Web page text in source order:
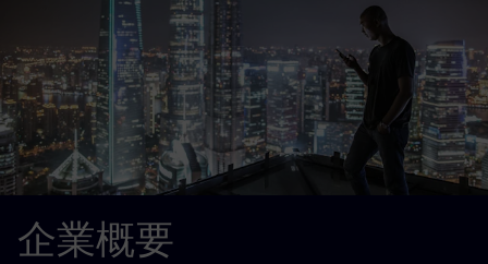
企業概要